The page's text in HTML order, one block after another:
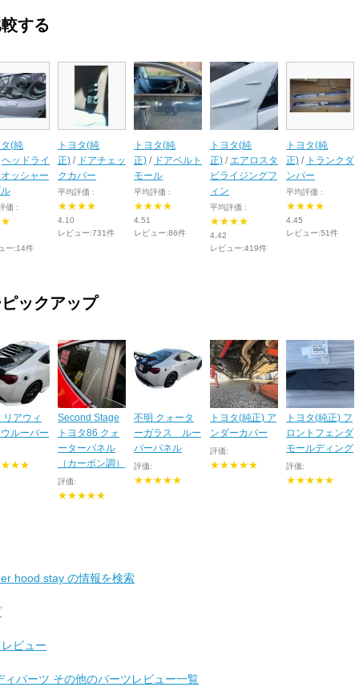
する
タ(純
ヘッドライ
オッシャー
ル
価 :
ー:14件
トヨタ(純
正) / ドアチェッ
クカバー
平均評価 :
★★★★
4.10
レビュー:731件
トヨタ(純
正) / ドアベルト
モール
平均評価 :
★★★★
4.51
レビュー:86件
トヨタ(純
正) / エアロスタ
ビライジングフ
ィン
平均評価 :
★★★★
4.42
レビュー:419件
トヨタ(純
正) / トランクダ
ンパー
平均評価 :
★★★★
4.45
レビュー:51件
ックアップ
リアウィ
ルーバー
Second Stage
トヨタ86 クォ
ーターパネル
（カーボン調）
評価:
★★★★★
不明 クォータ
ーガラス ルー
バーパネル
評価:
★★★★★
トヨタ(純正) ア
ンダーカバー
評価:
★★★★★
トヨタ(純正) フ
ロントフェンダ
モールディング
評価:
★★★★★
hood stay の情報を検索
ビュー
ィパーツ その他のパーツレビュー一覧